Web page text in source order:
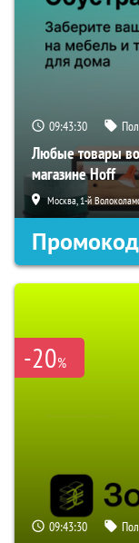
09:43:29
Любые товары во
магазине Hoff
Москва, 1-й
Промокод
-20%
09:43:29